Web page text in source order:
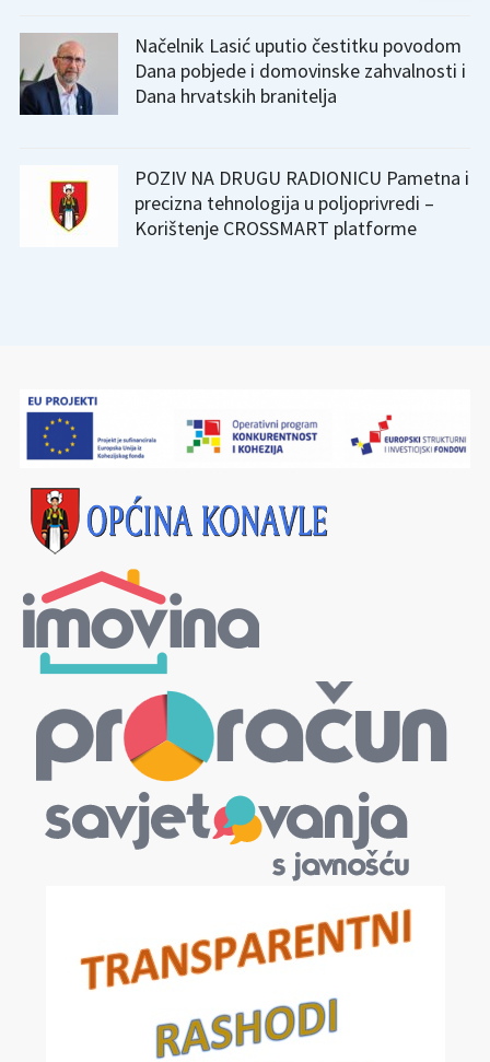
Načelnik Lasić uputio čestitku povodom
Dana pobjede i domovinske zahvalnosti i
Dana hrvatskih branitelja
POZIV NA DRUGU RADIONICU Pametna i
precizna tehnologija u poljoprivredi –
Korištenje CROSSMART platforme